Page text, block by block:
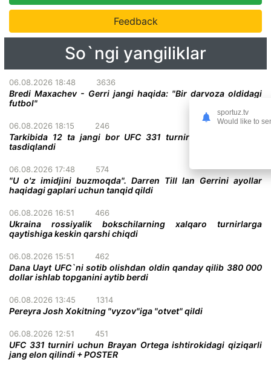
Feedback
So`ngi yangiliklar
06.08.2026 18:48 3636
Bredi Maxachev - Gerri jangi haqida: "Bir darvoza oldidagi
futbol"
06.08.2026 18:15 246
Tarkibida 12 ta jangi bor UFC 331 turnirining to'liq kardi
tasdiqlandi
06.08.2026 17:48 574
"U o'z imidjini buzmoqda". Darren Till Ian Gerrini ayollar
haqidagi gaplari uchun tanqid qildi
06.08.2026 16:51 466
Ukraina rossiyalik bokschilarning xalqaro turnirlarga
qaytishiga keskin qarshi chiqdi
06.08.2026 15:51 462
Dana Uayt UFC`ni sotib olishdan oldin qanday qilib 380 000
dollar ishlab topganini aytib berdi
06.08.2026 13:45 1314
Pereyra Josh Xokitning "vyzov"iga "otvet" qildi
06.08.2026 12:51 451
UFC 331 turniri uchun Brayan Ortega ishtirokidagi qiziqarli
jang elon qilindi + POSTER
sportuz.tv
Would like to